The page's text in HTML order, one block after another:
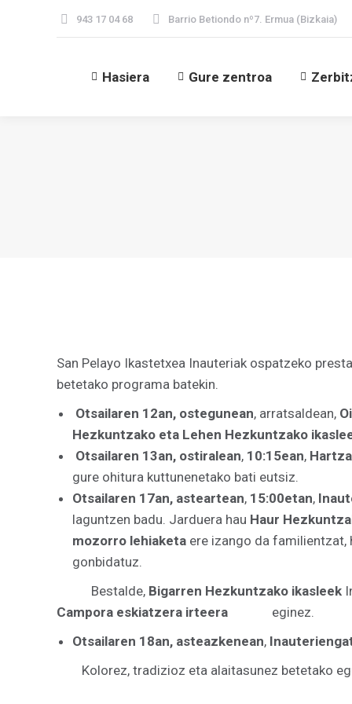
943 17 04 68 Barrio Betiondo nº7. Ermua (Bizkaia)
Hasiera Gure zentroa
San Pelayo Ikastetxea Inauteriak ospatzeko
betetako programa batekin.
Otsailaren 12an, ostegunean, arratsaldean,
Hezkuntzako eta Lehen Hezkuntzako
Otsailaren 13an, ostiralean, 10:15ean, Hartza
gure ohitura kuttunenetako bati eutsiz.
Otsailaren 17an, asteartean, 15:00etan,
laguntzen badu. Jarduera hau Haur
mozorro lehiaketa ere izango da
gonbidatuz.
Bestalde, Bigarren Hezkuntzako ikasleek
Campora eskiatzera irteera eginez.
Otsailaren 18an, asteazkenean,
Kolorez, tradizioz eta alaitasunez betetako
Hasiera Gure zentroa